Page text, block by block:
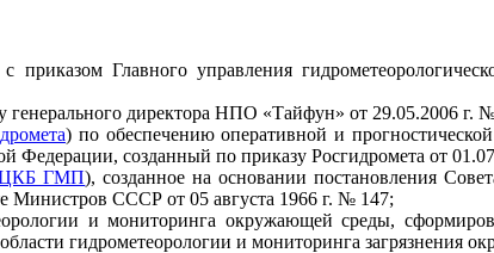
приказом Главного управления
директора НПО «Тайфун» от 29.05.2006 г.
) по обеспечению оперативной и
Федерации, созданный по приказу Росгидромета от
ГМП), созданное на основании постановления
Министров СССР от 05 августа 1966 г. № 147;
и мониторинга окружающей среды,
гидрометеорологии и мониторинга загрязнения